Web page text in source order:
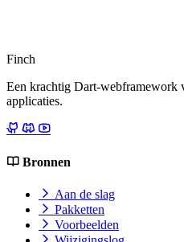
Finch
Een krachtig Dart-webframework
applicaties.
Bronnen
Aan de slag
Pakketten
Voorbeelden